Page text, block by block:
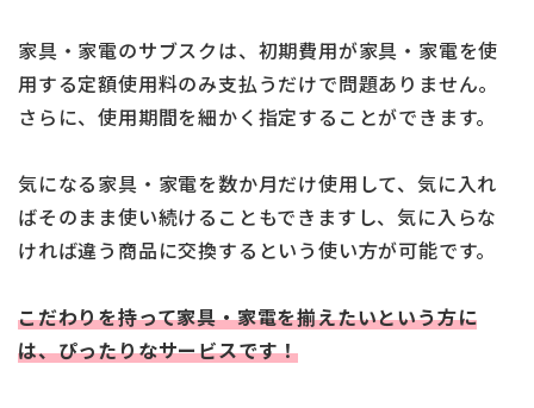
家具・家電のサブスクは、初期費用が家具・家電を使
用する定額使用料のみ支払うだけで問題ありません。
さらに、使用期間を細かく指定することができます。
気になる家具・家電を数か月だけ使用して、気に入れ
ばそのまま使い続けることもできますし、気に入らな
ければ違う商品に交換するという使い方が可能です。
こだわりを持って家具・家電を揃えたいという方に
は、ぴったりなサービスです！